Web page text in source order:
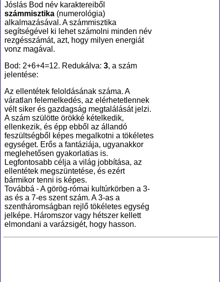
Jóslás Bod név karaktereiből
számmisztika (numerológia)
alkalmazásával. A számmisztika
segítségével ki lehet számolni minden név
rezgésszámát, azt, hogy milyen energiát
vonz magával.
Bod: 2+6+4=12. Redukálva: 3, a szám
jelentése:
Az ellentétek feloldásának száma. A
váratlan felemelkedés, az elérhetetlennek
vélt siker és gazdagság megtalálását jelzi.
A szám szülötte örökké kételkedik,
ellenkezik, és épp ebből az állandó
feszültségből képes megalkotni a tökéletes
egységet. Erős a fantáziája, ugyanakkor
meglehetősen gyakorlatias is.
Legfontosabb célja a világ jobbítása, az
ellentétek megszüntetése, és ezért
bármikor tenni is képes.
Továbbá - A görög-római kultúrkörben a 3-
as és a 7-es szent szám. A 3-as a
szentháromságban rejlő tökéletes egység
jelképe. Háromszor vagy hétszer kellett
elmondani a varázsigét, hogy hasson.